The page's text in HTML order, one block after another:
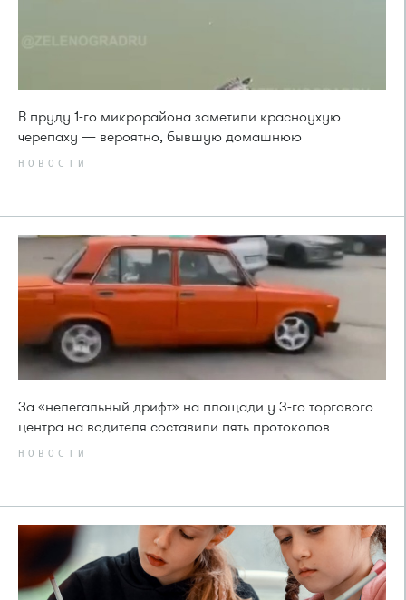
В пруду 1-го микрорайона заметили красноухую
черепаху — вероятно, бывшую домашнюю
НОВОСТИ
За «нелегальный дрифт» на площади у 3-го торгового
центра на водителя составили пять протоколов
НОВОСТИ